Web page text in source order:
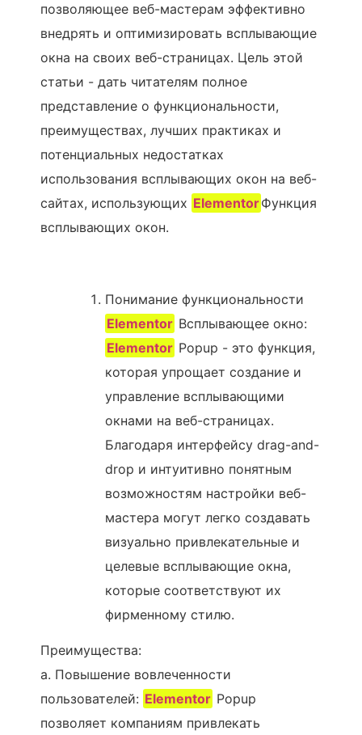
позволяющее веб-мастерам эффективно
внедрять и оптимизировать всплывающие
окна на своих веб-страницах. Цель этой
статьи - дать читателям полное
представление о функциональности,
преимуществах, лучших практиках и
потенциальных недостатках
использования всплывающих окон на веб-
сайтах, использующих ElementorФункция
всплывающих окон.
Понимание функциональности
Elementor Всплывающее окно:
Elementor Popup - это функция,
которая упрощает создание и
управление всплывающими
окнами на веб-страницах.
Благодаря интерфейсу drag-and-
drop и интуитивно понятным
возможностям настройки веб-
мастера могут легко создавать
визуально привлекательные и
целевые всплывающие окна,
которые соответствуют их
фирменному стилю.
Преимущества:
a. Повышение вовлеченности
пользователей: Elementor Popup
позволяет компаниям привлекать